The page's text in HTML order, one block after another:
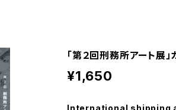
「第２回刑務所アート展
¥1,650
International shipping